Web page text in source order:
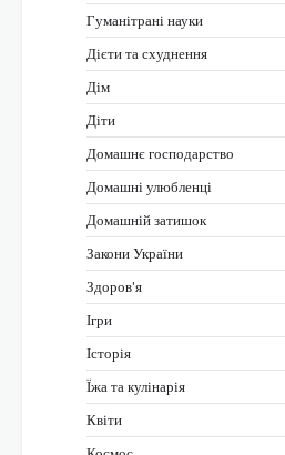
Гуманітрані науки
Дієти та схуднення
Дім
Діти
Домашнє господарство
Домашні улюбленці
Домашній затишок
Закони України
Здоров'я
Ігри
Історія
Їжа та кулінарія
Квіти